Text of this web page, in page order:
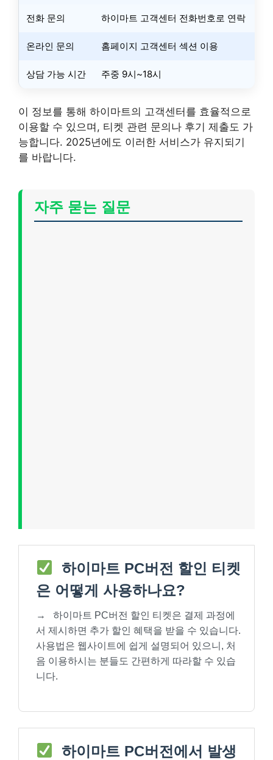
전화 문의 하이마트 고객센터 전화번호로 연락
온라인 문의 홈페이지 고객센터 섹션 이용
상담 가능 시간 주중 9시~18시
이 정보를 통해 하이마트의 고객센터를 효율적으로
이용할 수 있으며, 티켓 관련 문의나 후기 제출도 가
능합니다. 2025년에도 이러한 서비스가 유지되기
를 바랍니다.
자주 묻는 질문
하이마트 PC버전 할인 티켓
은 어떻게 사용하나요?
→
하이마트 PC버전 할인 티켓은 결제 과정에
서 제시하면 추가 할인 혜택을 받을 수 있습니다.
사용법은 웹사이트에 쉽게 설명되어 있으니, 처
음 이용하시는 분들도 간편하게 따라할 수 있습
니다.
하이마트 PC버전에서 발생